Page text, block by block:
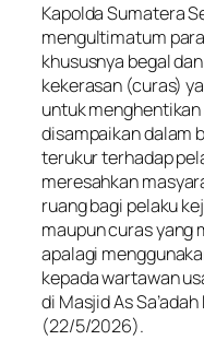
Kapolda Sumatera
mengultimatum
khususnya begal
kekerasan (curas)
untuk
disampaikan dalam
terukur terhadap
meresahkan
ruang bagi pelaku
maupun curas yang
apalagi
kepada wartawan
di Masjid As
(22/5/2026).